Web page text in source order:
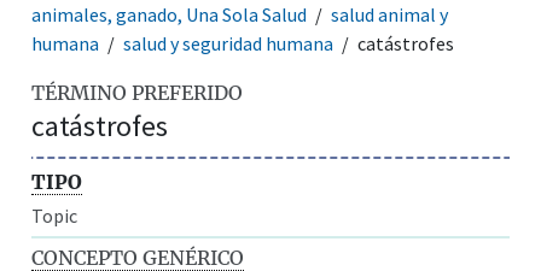
animales, ganado, Una Sola Salud
salud animal y
humana
salud y seguridad humana catástrofes
TÉRMINO PREFERIDO
catástrofes
TIPO
Topic
CONCEPTO GENÉRICO